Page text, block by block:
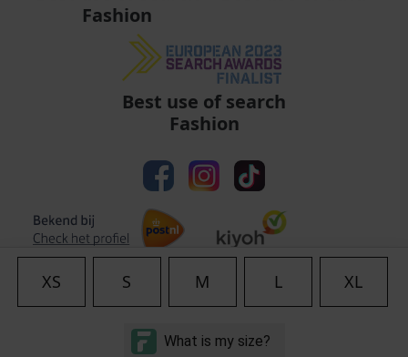
XS S M L XL
Fashion
Best use of search
Fashion
Algemene voorwaarden | Privacy